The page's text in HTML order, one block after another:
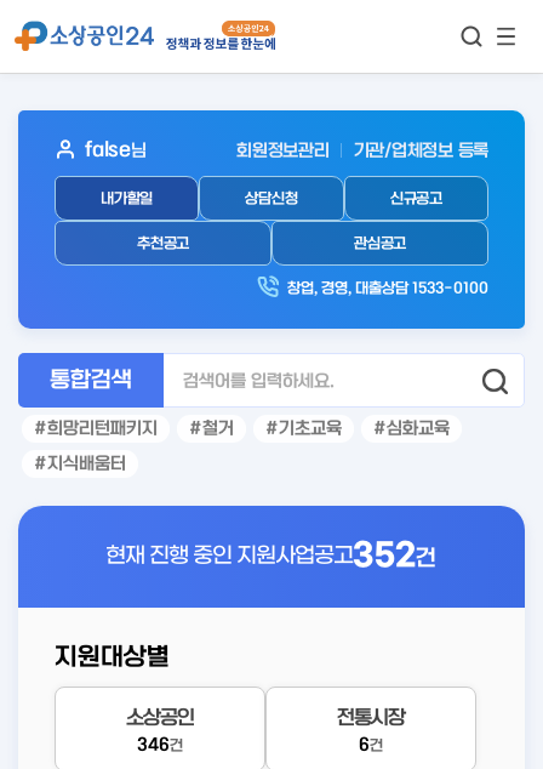
보기
아
웃
로
인
false님 회원정보관리 기관/업체정보 등록
내가할일 상담신청 신규공고
추천공고 관심공고
창업, 경영, 대출상담 1533-0100
통합검색
희망리턴패키지 철거 기초교육
심화교육
지식배움터
현재 진행 중인 지원사업공고352건
지원대상별
소상공인
346건
전통시장
6건